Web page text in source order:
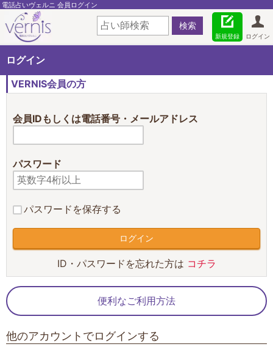
電話占いヴェルニ 会員ログイン
ログイン
新規登録
ログイン
VERNIS会員の方
会員IDもしくは電話番号・メールアドレス
パスワード
パスワードを保存する
ID・パスワードを忘れた方は コチラ
便利なご利用方法
他のアカウントでログインする